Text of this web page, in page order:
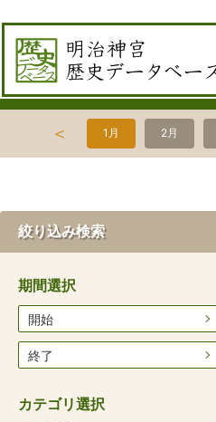
＜ 1月 2月
絞り込み検索
期間選択
開始
終了
カテゴリ選択